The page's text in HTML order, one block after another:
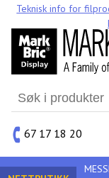
Search
for:
67 17 18 20
Teknisk info for